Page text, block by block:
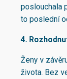
poslouchala
to poslední
4.
Ženy v
života. Bez